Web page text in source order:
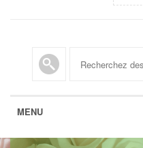
MENU